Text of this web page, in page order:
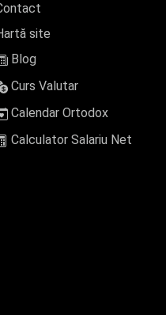
site
Blog
Curs Valutar
Calendar Ortodox
Calculator Salariu Net